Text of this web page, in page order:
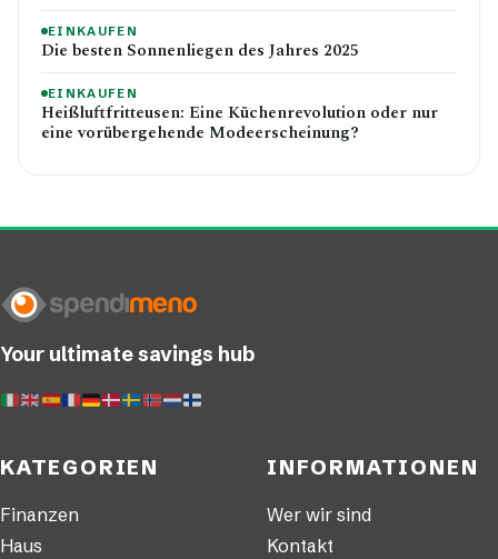
EINKAUFEN
Die besten Sonnenliegen des Jahres 2025
EINKAUFEN
Heißluftfritteusen: Eine Küchenrevolution oder nur
eine vorübergehende Modeerscheinung?
Your ultimate savings hub
KATEGORIEN
Finanzen
Haus
INFORMATIONEN
Wer wir sind
Kontakt